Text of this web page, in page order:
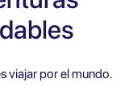
viajar por el mundo.